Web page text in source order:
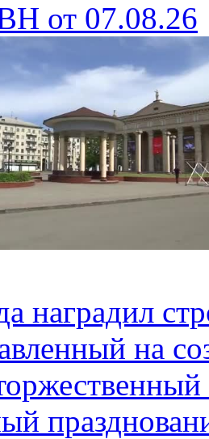
от 07.08.26
наградил
на